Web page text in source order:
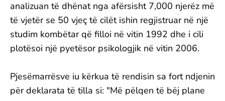
analizuan të dhënat nga afërsisht 7,000 njerëz më
të vjetër se 50 vjeç të cilët ishin regjistruar në një
studim kombëtar që filloi në vitin 1992 dhe i cili
plotësoi një pyetësor psikologjik në vitin 2006.
Pjesëmarrësve iu kërkua të rendisin sa fort ndjenin
për deklarata të tilla si: "Më pëlqen të bëj plane